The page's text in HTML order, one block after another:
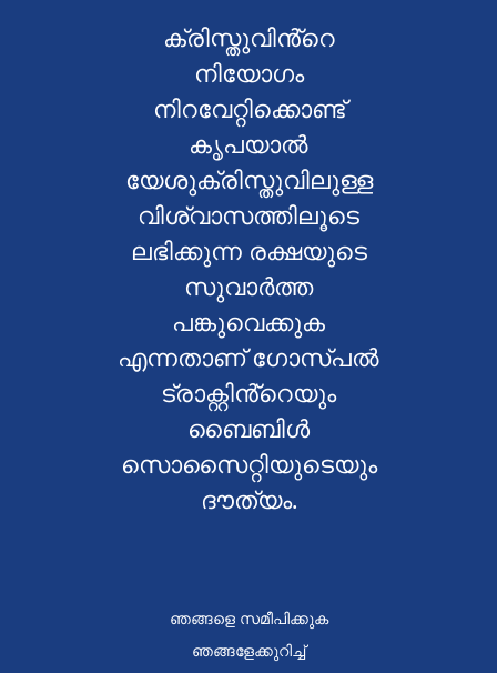
ക്രിസ്തുവിൻ്റെ
നിയോഗം
നിറവേറ്റിക്കൊണ്ട്
കൃപയാൽ
യേശുക്രിസ്തുവിലുള്ള
വിശ്വാസത്തിലൂടെ
ലഭിക്കുന്ന രക്ഷയുടെ
സുവാർത്ത
പങ്കുവെക്കുക
എന്നതാണ് ഗോസ്പൽ
ട്രാക്റ്റിൻ്റെയും
ബൈബിൾ
സൊസൈറ്റിയുടെയും
ദൗത്യം.
ഞങ്ങളെ സമീപിക്കുക
ഞങ്ങളേക്കുറിച്ച്